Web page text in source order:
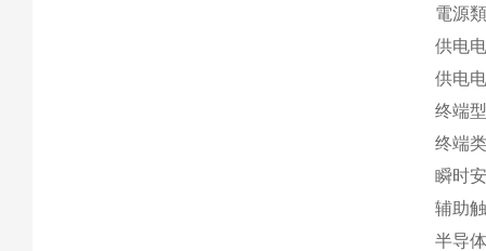
電源
供电
供电
终端
终端
瞬时
辅助
半导